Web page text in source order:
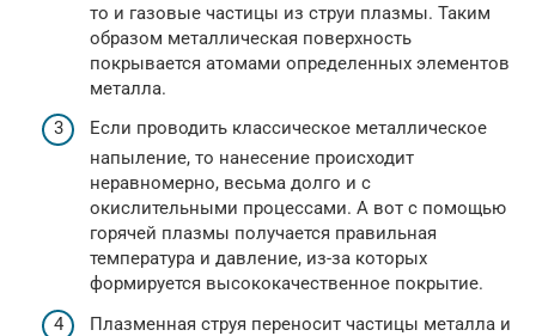
то и газовые частицы из струи плазмы. Таким
образом металлическая поверхность
покрывается атомами определенных элементов
металла.
Если проводить классическое металлическое
напыление, то нанесение происходит
неравномерно, весьма долго и с
окислительными процессами. А вот с помощью
горячей плазмы получается правильная
температура и давление, из-за которых
формируется высококачественное покрытие.
Плазменная струя переносит частицы металла и